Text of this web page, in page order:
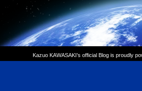
Kazuo KAWASAKI’s official Blog is proudly